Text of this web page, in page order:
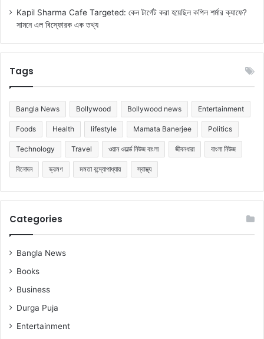
Kapil Sharma Cafe Targeted: কেন টার্গেট করা হয়েছিল কপিল শর্মার ক্যাফে?
সামনে এল বিস্ফোরক এক তথ্য
Tags
Bangla News Bollywood Bollywood news Entertainment
Foods Health lifestyle Mamata Banerjee Politics
Technology Travel ওয়ান ওয়ার্ল্ড নিউজ বাংলা জীবনধারা বাংলা নিউজ
বিনোদন ভ্রমণ মমতা বন্দ্যোপাধ্যায় স্বাস্থ্য
Categories
Bangla News
Books
Business
Durga Puja
Entertainment